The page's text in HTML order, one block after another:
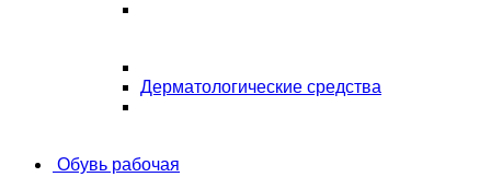
Дерматологические средства
Обувь рабочая